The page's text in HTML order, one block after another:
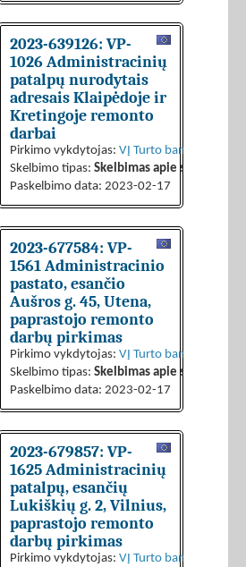
2023-639126: VP-
1026 Administracinių
patalpų nurodytais
adresais Klaipėdoje ir
Kretingoje remonto
darbai
Pirkimo vykdytojas: VĮ Turto bankas
Skelbimo tipas: Skelbimas apie sutarties
Paskelbimo data: 2023-02-17
2023-677584: VP-
1561 Administracinio
pastato, esančio
Aušros g. 45, Utena,
paprastojo remonto
darbų pirkimas
Pirkimo vykdytojas: VĮ Turto bankas
Skelbimo tipas: Skelbimas apie sutarties
Paskelbimo data: 2023-02-17
2023-679857: VP-
1625 Administracinių
patalpų, esančių
Lukiškių g. 2, Vilnius,
paprastojo remonto
darbų pirkimas
Pirkimo vykdytojas: VĮ Turto bankas